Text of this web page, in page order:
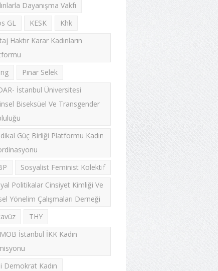
Dayanışma Vakfı
GL
KESK
Khk
Haktır Karar Kadınların
Pınar Selek
İstanbul Üniversitesi
Biseksüel Ve Transgender
Güç Birliği Platformu Kadın
Sosyalist Feminist Kolektif
Politikalar Cinsiyet Kimliği Ve
Yönelim Çalışmaları Derneği
THY
İstanbul İKK Kadın
Demokrat Kadın